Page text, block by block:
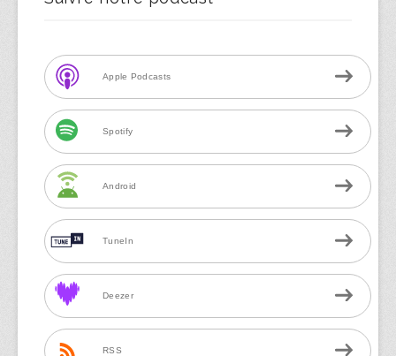
Apple Podcasts
Spotify
Android
TuneIn
Deezer
RSS